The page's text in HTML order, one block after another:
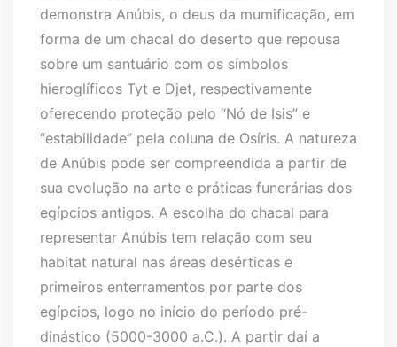
demonstra Anúbis, o deus da mumificação, em
forma de um chacal do deserto que repousa
sobre um santuário com os símbolos
hieroglíficos Tyt e Djet, respectivamente
oferecendo proteção pelo “Nó de Isis” e
“estabilidade” pela coluna de Osíris. A natureza
de Anúbis pode ser compreendida a partir de
sua evolução na arte e práticas funerárias dos
egípcios antigos. A escolha do chacal para
representar Anúbis tem relação com seu
habitat natural nas áreas desérticas e
primeiros enterramentos por parte dos
egípcios, logo no início do período pré-
dinástico (5000-3000 a.C.). A partir daí a